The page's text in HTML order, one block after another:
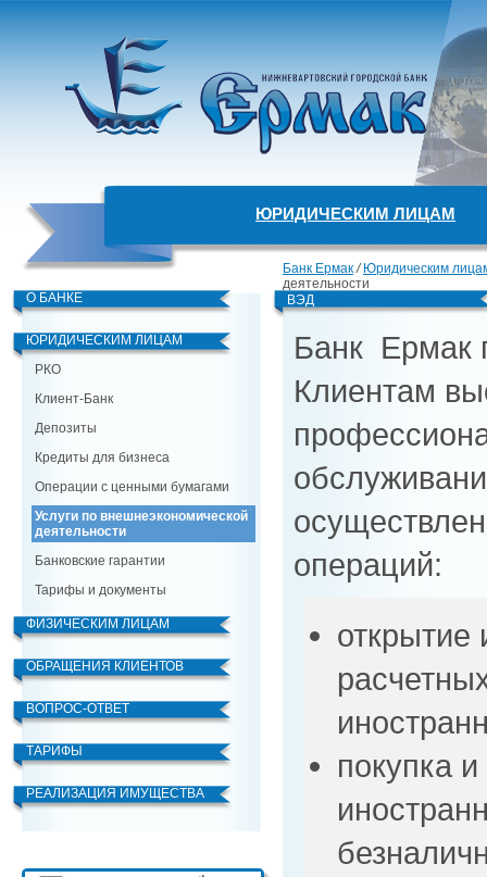
ЮРИДИЧЕСКИМ ЛИЦАМ
Банк Ермак/ Юридическим
деятельности
О БАНКЕ
ЮРИДИЧЕСКИМ ЛИЦАМ
РКО
Клиент-Банк
Депозиты
Кредиты для бизнеса
Операции с ценными бумагами
Услуги по внешнеэкономической
деятельности
Банковские гарантии
Тарифы и документы
ФИЗИЧЕСКИМ ЛИЦАМ
ОБРАЩЕНИЯ КЛИЕНТОВ
ВОПРОС-ОТВЕТ
ТАРИФЫ
РЕАЛИЗАЦИЯ ИМУЩЕСТВА
ВЭД
Банк Ермак
Клиентам
операций:
открытие
покупка